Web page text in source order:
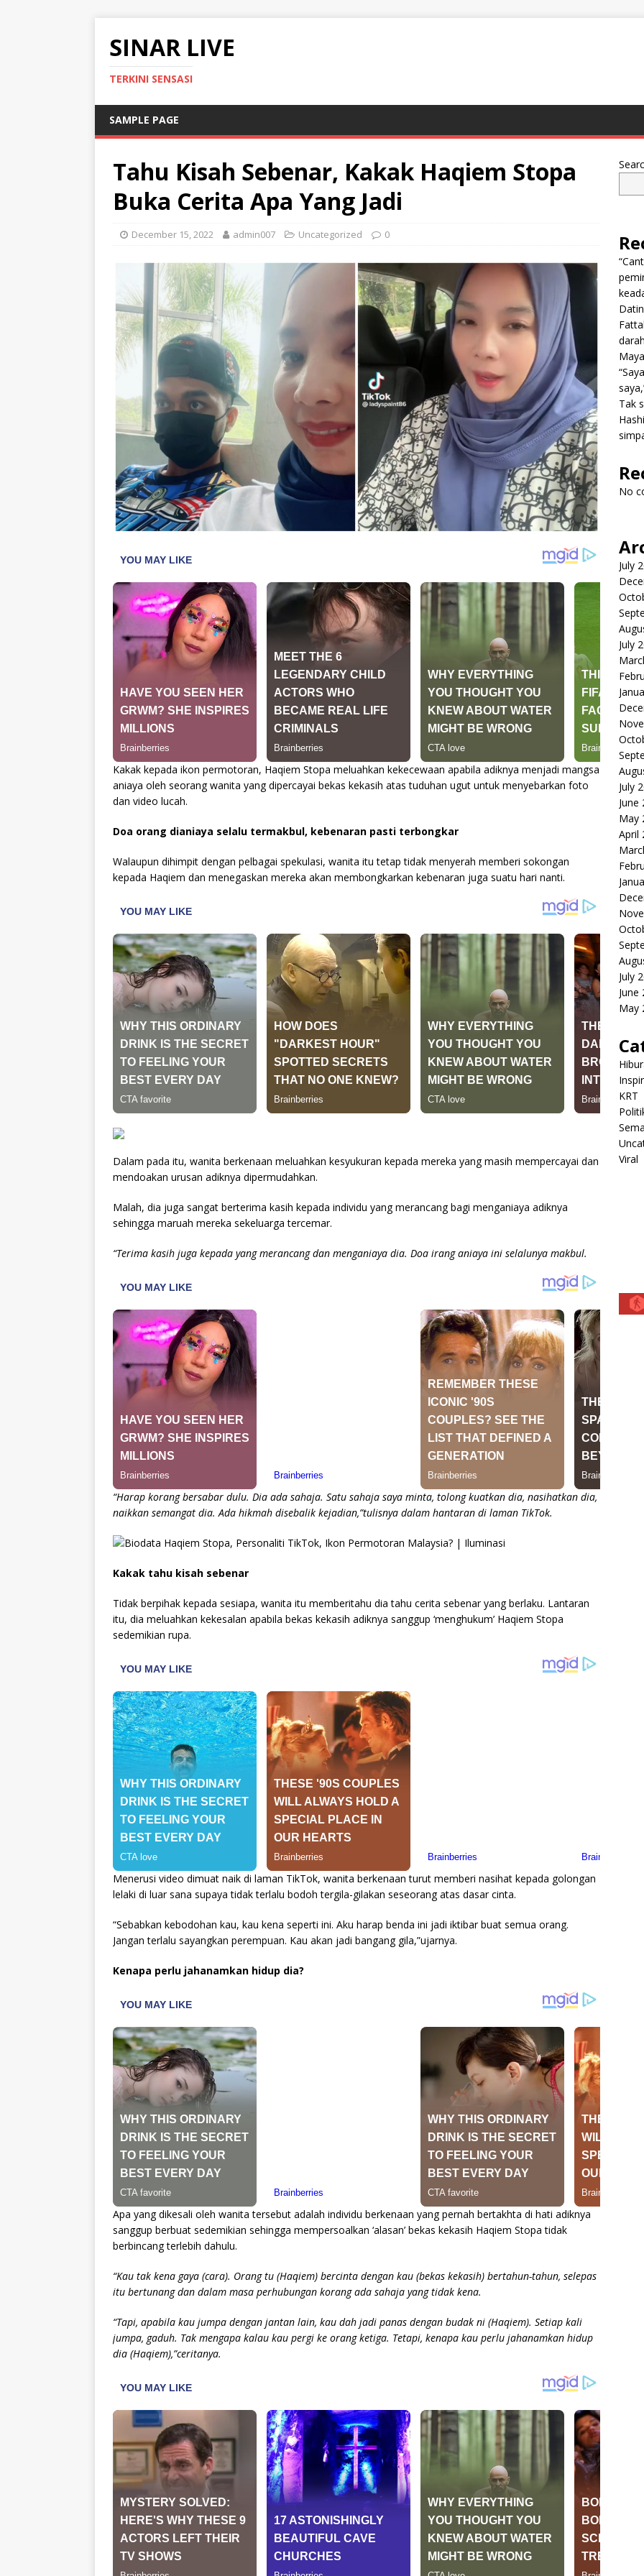
SINAR LIVE
TERKINI SENSASI
SAMPLE PAGE
Tahu Kisah Sebenar, Kakak Haqiem Stopa
Buka Cerita Apa Yang Jadi
December 15, 2022 admin007 Uncategorized 0
Kakak kepada ikon permotoran, Haqiem Stopa meluahkan kekecewaan apabila adiknya menjadi mangsa
aniaya oleh seorang wanita yang dipercayai bekas kekasih atas tuduhan ugut untuk menyebarkan foto
dan video lucah.
Doa orang dianiaya selalu termakbul, kebenaran pasti terbongkar
Walaupun dihimpit dengan pelbagai spekulasi, wanita itu tetap tidak menyerah memberi sokongan
kepada Haqiem dan menegaskan mereka akan membongkarkan kebenaran juga suatu hari nanti.
Dalam pada itu, wanita berkenaan meluahkan kesyukuran kepada mereka yang masih mempercayai dan
mendoakan urusan adiknya dipermudahkan.
Malah, dia juga sangat berterima kasih kepada individu yang merancang bagi menganiaya adiknya
sehingga maruah mereka sekeluarga tercemar.
“Terima kasih juga kepada yang merancang dan menganiaya dia. Doa irang aniaya ini selalunya makbul.
“Harap korang bersabar dulu. Dia ada sahaja. Satu sahaja saya minta, tolong kuatkan dia, nasihatkan dia,
naikkan semangat dia. Ada hikmah disebalik kejadian,”tulisnya dalam hantaran di laman TikTok.
Kakak tahu kisah sebenar
Tidak berpihak kepada sesiapa, wanita itu memberitahu dia tahu cerita sebenar yang berlaku. Lantaran
itu, dia meluahkan kekesalan apabila bekas kekasih adiknya sanggup ‘menghukum’ Haqiem Stopa
sedemikian rupa.
Menerusi video dimuat naik di laman TikTok, wanita berkenaan turut memberi nasihat kepada golongan
lelaki di luar sana supaya tidak terlalu bodoh tergila-gilakan seseorang atas dasar cinta.
“Sebabkan kebodohan kau, kau kena seperti ini. Aku harap benda ini jadi iktibar buat semua orang.
Jangan terlalu sayangkan perempuan. Kau akan jadi bangang gila,”ujarnya.
Kenapa perlu jahanamkan hidup dia?
Apa yang dikesali oleh wanita tersebut adalah individu berkenaan yang pernah bertakhta di hati adiknya
sanggup berbuat sedemikian sehingga mempersoalkan ‘alasan’ bekas kekasih Haqiem Stopa tidak
berbincang terlebih dahulu.
“Kau tak kena gaya (cara). Orang tu (Haqiem) bercinta dengan kau (bekas kekasih) bertahun-tahun, selepas
itu bertunang dan dalam masa perhubungan korang ada sahaja yang tidak kena.
“Tapi, apabila kau jumpa dengan jantan lain, kau dah jadi panas dengan budak ni (Haqiem). Setiap kali
jumpa, gaduh. Tak mengapa kalau kau pergi ke orang ketiga. Tetapi, kenapa kau perlu jahanamkan hidup
dia (Haqiem),”ceritanya.
Tak
No
July
July
July
June
May
April
July
June
May
KRT
Viral